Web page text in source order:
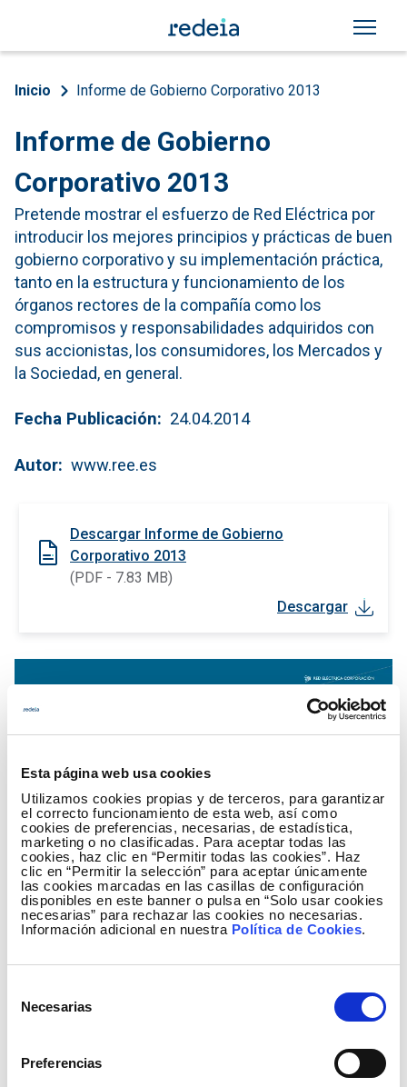
Esta página web usa cookies
Utilizamos cookies propias y de terceros, para garantizar
el correcto funcionamiento de esta web, así como
cookies de preferencias, necesarias, de estadística,
marketing o no clasificadas. Para aceptar todas las
cookies, haz clic en “Permitir todas las cookies”. Haz
clic en “Permitir la selección” para aceptar únicamente
las cookies marcadas en las casillas de configuración
disponibles en este banner o pulsa en “Solo usar cookies
necesarias” para rechazar las cookies no necesarias.
Información adicional en nuestra Política de Cookies.
Necesarias
Preferencias
Sobrescribir enlaces de
Inicio Informe de Gobierno Corporativo 2013
Informe de Gobierno
Corporativo 2013
Pretende mostrar el esfuerzo de Red Eléctrica por
introducir los mejores principios y prácticas de buen
gobierno corporativo y su implementación práctica,
tanto en la estructura y funcionamiento de los
órganos rectores de la compañía como los
compromisos y responsabilidades adquiridos con
sus accionistas, los consumidores, los Mercados y
la Sociedad, en general.
Fecha Publicación 24.04.2014
Autor www.ree.es
Descargar Informe de Gobierno
Corporativo 2013
(PDF - 7.83 MB)
Descargar
You may be
Informe de Responsabilidad Corporativa